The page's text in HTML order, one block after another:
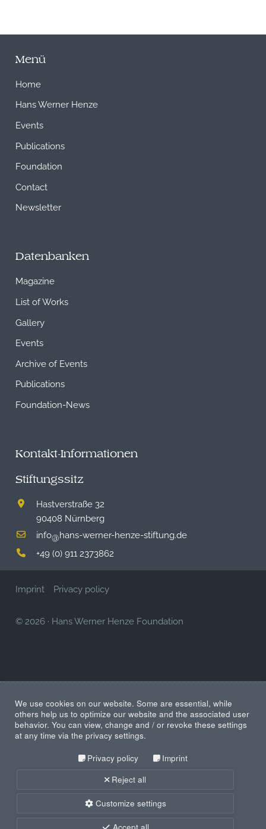
Menü
Home
Hans Werner Henze
Events
Publications
Foundation
Contact
Newsletter
Datenbanken
Magazine
List of Works
Gallery
Events
Archive of Events
Publications
Foundation-News
Kontakt-Informationen
Stiftungssitz
Hastverstraße 32
90408 Nürnberg
info@hans-werner-henze-stiftung.de
+49 (0) 911 2373862
Imprint Privacy policy
© 2026 · Hans Werner Henze Foundation
We use cookies on our website. Some are essential, while
others help us to optimize our website and the associated user
behavior. You can view, change and / or revoke these settings
at any time via the privacy settings.
Privacy policy
Imprint
Reject all
Customize settings